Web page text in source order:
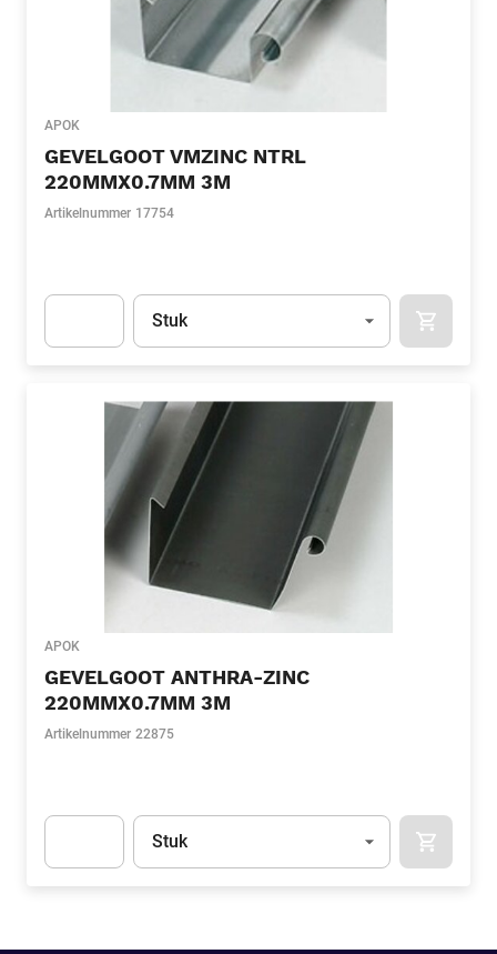
APOK
GEVELGOOT VMZINC NTRL
220MMX0.7MM 3M
Artikelnummer 17754
Eenheid
Stuk
APOK
GEVELGOOT ANTHRA-ZINC
220MMX0.7MM 3M
Artikelnummer 22875
Eenheid
Stuk